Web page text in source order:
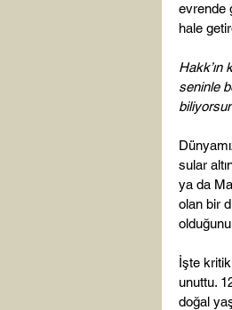
evrende
hale
Hakk’ın
seninle
sular
ya da
olan bir
İşte kritik
unuttu.
doğal